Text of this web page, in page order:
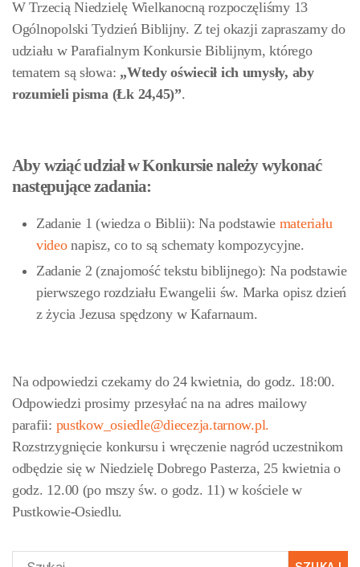
W Trzecią Niedzielę Wielkanocną rozpoczęliśmy 13
Ogólnopolski Tydzień Biblijny. Z tej okazji zapraszamy do
udziału w Parafialnym Konkursie Biblijnym, którego
tematem są słowa: „Wtedy oświecił ich umysły, aby
rozumieli pisma (Łk 24,45)”.
Aby wziąć udział w Konkursie należy wykonać
następujące zadania:
Zadanie 1 (wiedza o Biblii): Na podstawie materiału
videonapisz, co to są schematy kompozycyjne.
Zadanie 2 (znajomość tekstu biblijnego): Na podstawie
pierwszego rozdziału Ewangelii św. Marka opisz dzień
z życia Jezusa spędzony w Kafarnaum.
Na odpowiedzi czekamy do 24 kwietnia, do godz. 18:00.
Odpowiedzi prosimy przesyłać na na adres mailowy
parafii: pustkow_osiedle@diecezja.tarnow.pl.
Rozstrzygnięcie konkursu i wręczenie nagród uczestnikom
odbędzie się w Niedzielę Dobrego Pasterza, 25 kwietnia o
godz. 12.00 (po mszy św. o godz. 11) w kościele w
Pustkowie-Osiedlu.
Szukaj: